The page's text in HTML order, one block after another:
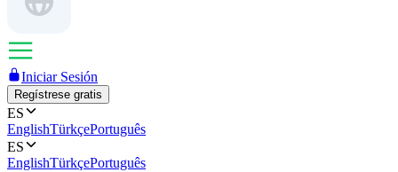
Iniciar Sesión
Regístrese gratis
ES
EnglishTürkçePortuguês
ES
EnglishTürkçePortuguês